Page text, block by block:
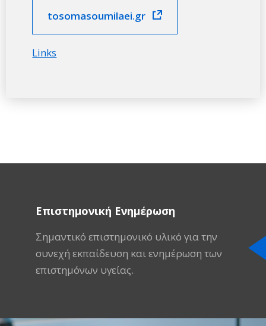
tosomasoumilaei.gr
Links
Επιστημονική Ενημέρωση
Σημαντικό επιστημονικό υλικό για την
συνεχή εκπαίδευση και ενημέρωση των
επιστημόνων υγείας.